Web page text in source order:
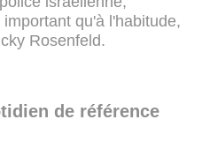
qu'à l'habitude,
Rosenfeld.
de référence